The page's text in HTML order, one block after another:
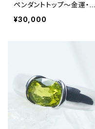
ペンダントトップ〜金運・魔
よけ〜
¥30,000